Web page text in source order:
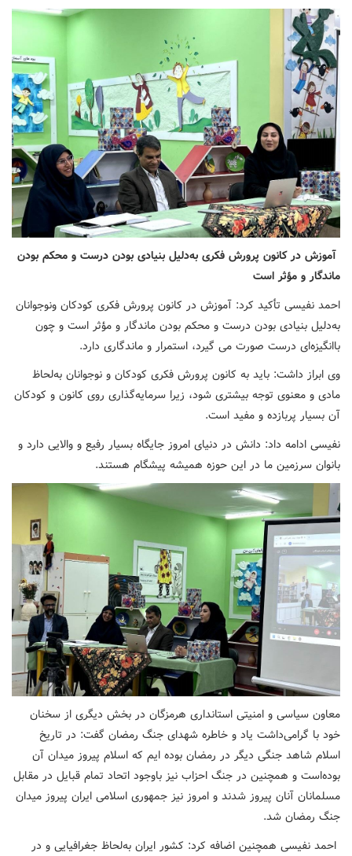
آموزش‌ در کانون پرورش فکری به‌دلیل بنیادی بودن درست و محکم بودن
ماندگار و مؤثر است
احمد نفیسی تأکید کرد: آموزش‌ در کانون پرورش فکری کودکان ونوجوانان
به‌دلیل بنیادی بودن درست و محکم بودن ماندگار و مؤثر است و چون
باانگیزه‌ای درست صورت‌ می گیرد، استمرار و ماندگاری دارد.
وی ابراز داشت: باید به کانون پرورش فکری کودکان و نوجوانان به‌لحاظ
مادی و معنوی توجه بیشتری شود، زیرا سرمایه‌گذاری روی کانون و کودکان
آن بسیار پربازده و مفید است.
نفیسی ادامه داد: دانش در دنیای امروز جایگاه بسیار رفیع و والایی دارد و
بانوان سرزمین ما در این حوزه همیشه پیشگام هستند.
معاون سیاسی و امنیتی استانداری هرمزگان در بخش دیگری از سخنان
خود با گرامی‌داشت یاد و خاطره شهدای جنگ رمضان گفت: در تاریخ
اسلام شاهد جنگی دیگر در رمضان بوده ایم که اسلام پیروز میدان آن
بوده‌است و همچنین در جنگ احزاب نیز باوجود اتحاد تمام قبایل در مقابل
مسلمانان آنان پیروز شدند و امروز نیز جمهوری اسلامی ایران پیروز میدان
جنگ رمضان شد.
احمد نفیسی همچنین اضافه کرد: کشور ایران به‌لحاظ جغرافیایی و در